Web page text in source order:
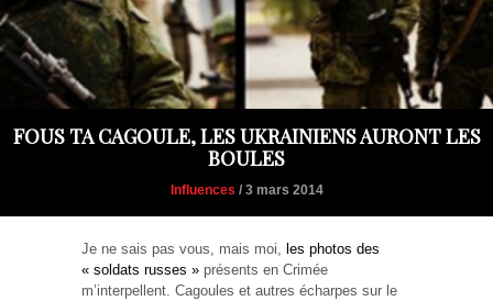
FOUS TA CAGOULE, LES UKRAINIENS AURONT LES
BOULES
Influences / 3 mars 2014
Je ne sais pas vous, mais moi,
les photos des
« soldats russes » présents en Crimée
m’interpellent. Cagoules et autres écharpes sur le